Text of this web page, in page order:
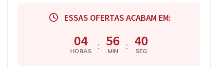
ESSAS OFERTAS ACABAM EM:
04
HORAS : 56
MIN : 39
SEG